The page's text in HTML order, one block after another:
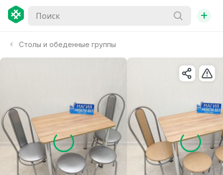
+
Столы и обеденные группы